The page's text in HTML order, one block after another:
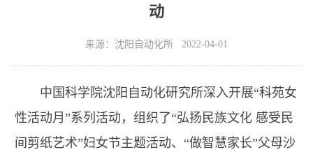
动
来源：沈阳自动化所 2022-04-01
中国科学院沈阳自动化研究所深入开展“科苑女
性活动月”系列活动，组织了“弘扬民族文化 感受民
间剪纸艺术”妇女节主题活动、“做智慧家长”父母沙